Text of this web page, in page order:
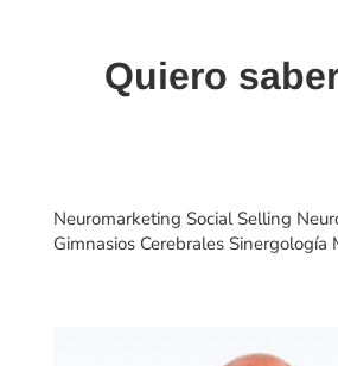
Quiero
Neuromarketing Social Selling
Gimnasios Cerebrales Sinergología